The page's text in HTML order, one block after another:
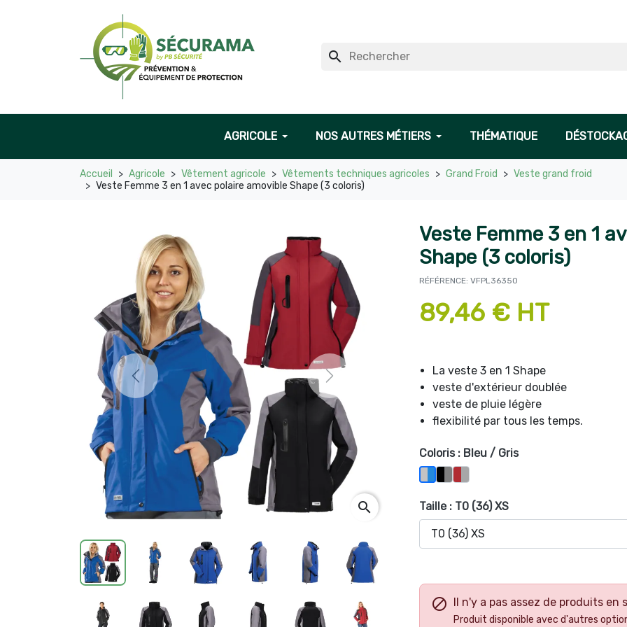
search
AGRICOLE NOS AUTRES MÉTIERS THÉMATIQUE
Accueil Agricole Vêtement agricole Vêtements techniques agricoles Grand Froid
Veste grand froid
Veste Femme 3 en 1 avec polaire amovible Shape (3 coloris)
Previous Next
search
Veste Femme 3 en 1
Shape (3 coloris)
RÉFÉRENCE: VFPL36350
89,46 € HT
La veste 3 en 1 Shape
veste d'extérieur doublée
veste de pluie légère
flexibilité par tous les temps.
Coloris : Bleu / Gris
Bleu / Gris
Noir / Gris
Rouge / Gris
Taille : T0 (36) XS
 Il n'y a pas assez de produits en
Produit disponible avec d'autres